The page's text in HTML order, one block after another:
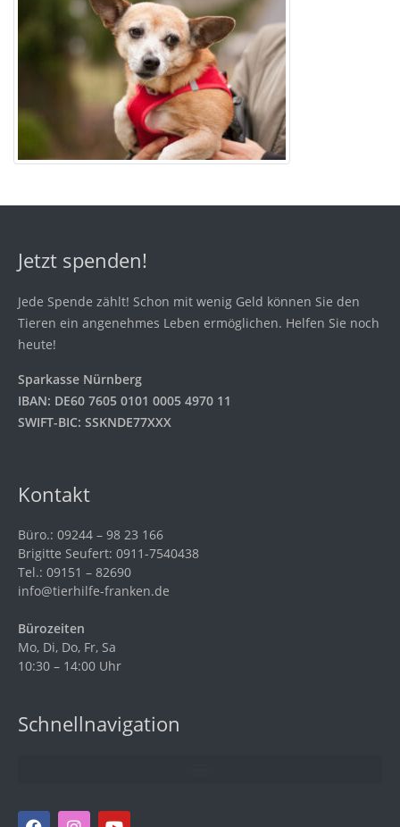
Jetzt spenden!
Jede Spende zählt! Schon mit wenig Geld können Sie den
Tieren ein angenehmes Leben ermöglichen. Helfen Sie noch
heute!
Sparkasse Nürnberg
IBAN: DE60 7605 0101 0005 4970 11
SWIFT-BIC: SSKNDE77XXX
Kontakt
Büro.: 09244 – 98 23 166
Brigitte Seufert: 0911-7540438
Tel.: 09151 – 82690
info@tierhilfe-franken.de
Bürozeiten
Mo, Di, Do, Fr, Sa
10:30 – 14:00 Uhr
Schnellnavigation